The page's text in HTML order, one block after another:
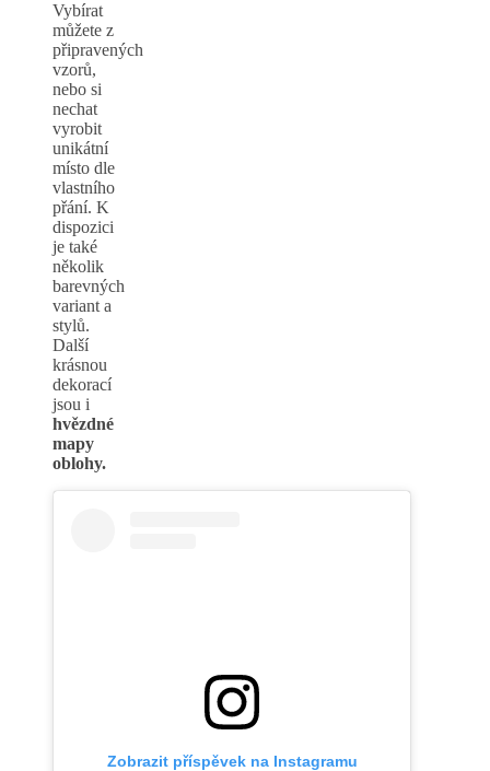
Vybírat
můžete z
připravených
vzorů,
nebo si
nechat
vyrobit
unikátní
místo dle
vlastního
přání. K
dispozici
je také
několik
barevných
variant a
stylů.
Další
krásnou
dekorací
jsou i
hvězdné
mapy
oblohy.
Zobrazit příspěvek na Instagramu